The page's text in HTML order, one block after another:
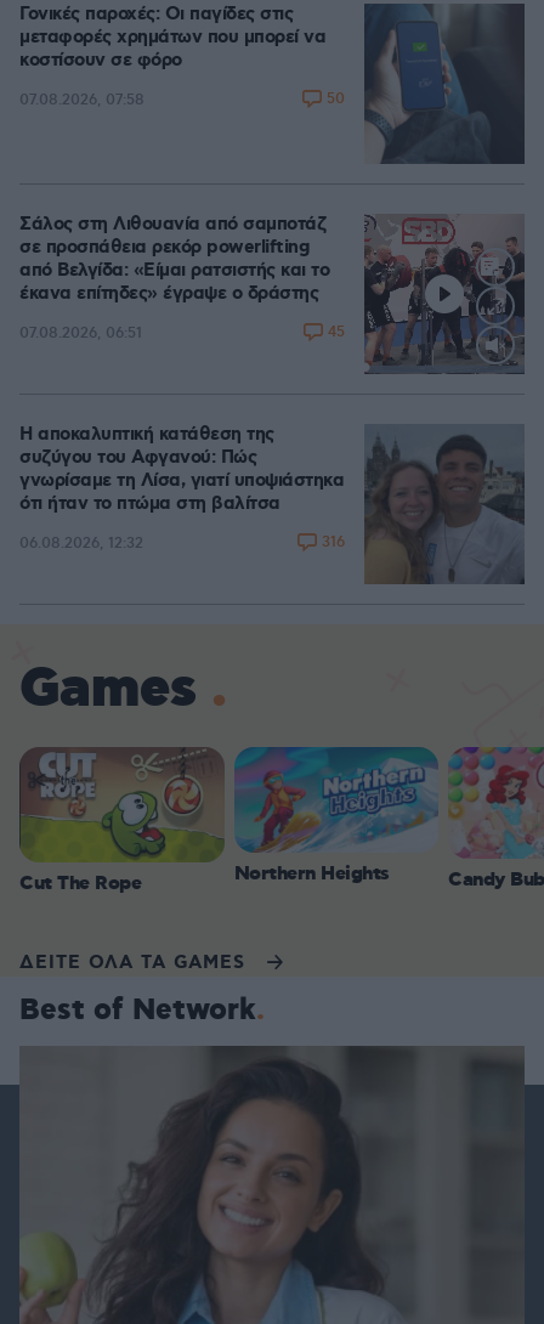
Γονικές παροχές: Οι παγίδες στις
μεταφορές χρημάτων που μπορεί να
κοστίσουν σε φόρο
07.08.2026, 07:58 50
Loaded
Σάλος στη Λιθουανία από σαμποτάζ
σε προσπάθεια ρεκόρ powerlifting
από Βελγίδα: «Είμαι ρατσιστής και το
έκανα επίτηδες» έγραψε ο δράστης
07.08.2026, 06:51 45
Η αποκαλυπτική κατάθεση της
συζύγου του Αφγανού: Πώς
γνωρίσαμε τη Λίσα, γιατί υποψιάστηκα
ότι ήταν το πτώμα στη βαλίτσα
06.08.2026, 12:32 316
Games
Cut The Rope Northern Heights Candy
ΔΕΙΤΕ ΟΛΑ ΤΑ GAMES
Best of Network